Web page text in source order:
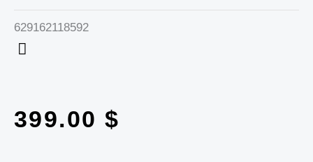
629162118592
399.00 $